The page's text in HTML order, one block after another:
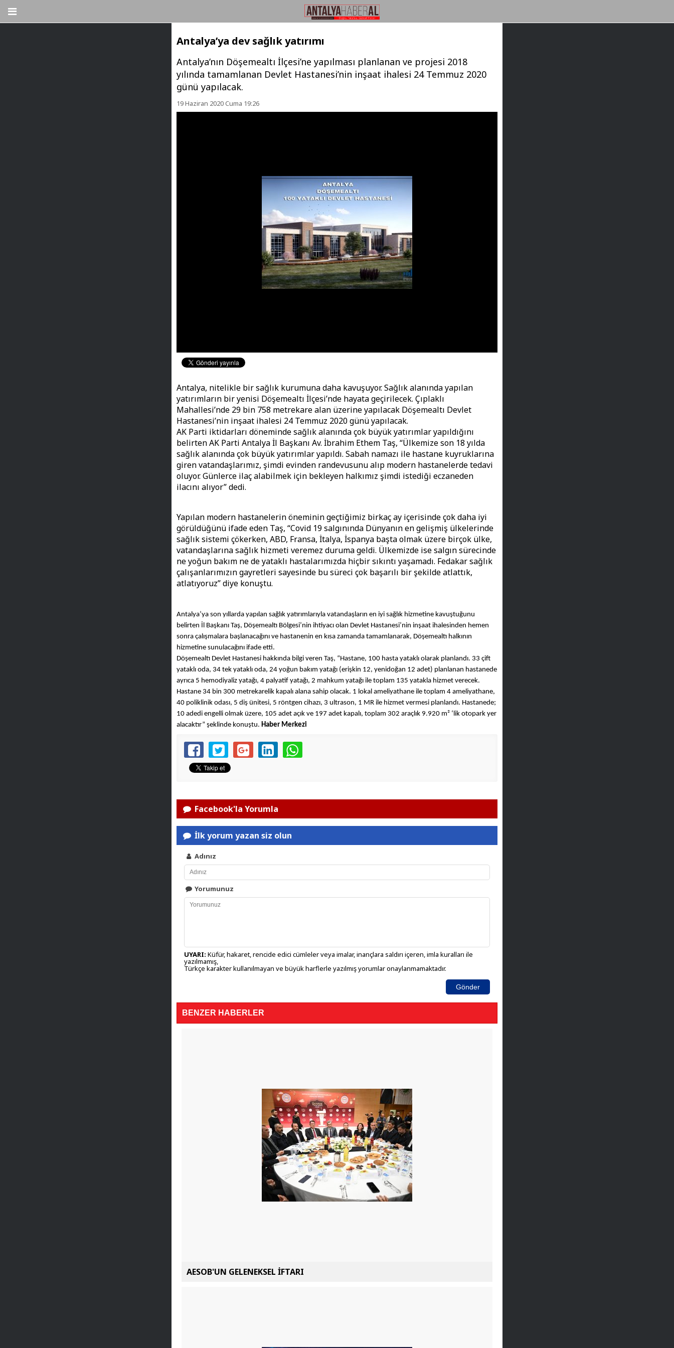
Antalya’ya dev sağlık yatırımı
Antalya’nın Döşemealtı İlçesi’ne yapılması planlanan ve projesi 2018
yılında tamamlanan Devlet Hastanesi’nin inşaat ihalesi 24 Temmuz 2020
günü yapılacak.
19 Haziran 2020 Cuma 19:26
Antalya, nitelikle bir sağlık kurumuna daha kavuşuyor. Sağlık alanında yapılan
yatırımların bir yenisi Döşemealtı İlçesi’nde hayata geçirilecek. Çıplaklı
Mahallesi’nde 29 bin 758 metrekare alan üzerine yapılacak Döşemealtı Devlet
Hastanesi’nin inşaat ihalesi 24 Temmuz 2020 günü yapılacak.
AK Parti iktidarları döneminde sağlık alanında çok büyük yatırımlar yapıldığını
belirten AK Parti Antalya İl Başkanı Av. İbrahim Ethem Taş, “Ülkemize son 18 yılda
sağlık alanında çok büyük yatırımlar yapıldı. Sabah namazı ile hastane kuyruklarına
giren vatandaşlarımız, şimdi evinden randevusunu alıp modern hastanelerde tedavi
oluyor. Günlerce ilaç alabilmek için bekleyen halkımız şimdi istediği eczaneden
ilacını alıyor” dedi.
Yapılan modern hastanelerin öneminin geçtiğimiz birkaç ay içerisinde çok daha iyi
görüldüğünü ifade eden Taş, “Covid 19 salgınında Dünyanın en gelişmiş ülkelerinde
sağlık sistemi çökerken, ABD, Fransa, İtalya, İspanya başta olmak üzere birçok ülke,
vatandaşlarına sağlık hizmeti veremez duruma geldi. Ülkemizde ise salgın sürecinde
ne yoğun bakım ne de yataklı hastalarımızda hiçbir sıkıntı yaşamadı. Fedakar sağlık
çalışanlarımızın gayretleri sayesinde bu süreci çok başarılı bir şekilde atlattık,
atlatıyoruz” diye konuştu.
Antalya’ya son yıllarda yapılan sağlık yatırımlarıyla vatandaşların en iyi sağlık hizmetine kavuştuğunu
belirten İl Başkanı Taş, Döşemealtı Bölgesi’nin ihtiyacı olan Devlet Hastanesi’nin inşaat ihalesinden hemen
sonra çalışmalara başlanacağını ve hastanenin en kısa zamanda tamamlanarak, Döşemealtı halkının
hizmetine sunulacağını ifade etti.
Döşemealtı Devlet Hastanesi hakkında bilgi veren Taş, “Hastane, 100 hasta yataklı olarak planlandı. 33 çift
yataklı oda, 34 tek yataklı oda, 24 yoğun bakım yatağı (erişkin 12, yenidoğan 12 adet) planlanan hastanede
ayrıca 5 hemodiyaliz yatağı, 4 palyatif yatağı, 2 mahkum yatağı ile toplam 135 yatakla hizmet verecek.
Hastane 34 bin 300 metrekarelik kapalı alana sahip olacak. 1 lokal ameliyathane ile toplam 4 ameliyathane,
40 poliklinik odası, 5 diş ünitesi, 5 röntgen cihazı, 3 ultrason, 1 MR ile hizmet vermesi planlandı. Hastanede;
10 adedi engelli olmak üzere, 105 adet açık ve 197 adet kapalı, toplam 302 araçlık 9.920 m² ‘lik otopark yer
alacaktır” şeklinde konuştu. Haber Merkezi
Facebook'la Yorumla
İlk yorum yazan siz olun
Adınız
Yorumunuz
UYARI: Küfür, hakaret, rencide edici cümleler veya imalar, inançlara saldırı içeren, imla kuralları ile
yazılmamış,
Türkçe karakter kullanılmayan ve büyük harflerle yazılmış yorumlar onaylanmamaktadır.
Gönder
BENZER HABERLER
AESOB'UN GELENEKSEL İFTARI